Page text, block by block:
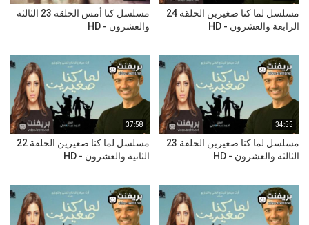
مسلسل لما كنا صغيرين الحلقة 24
الرابعة والعشرون - HD
مسلسل كنا أمس الحلقة 23 الثالثة
والعشرون - HD
34:55
مسلسل لما كنا صغيرين الحلقة 23
الثالثة والعشرون - HD
37:58
مسلسل لما كنا صغيرين الحلقة 22
الثانية والعشرون - HD